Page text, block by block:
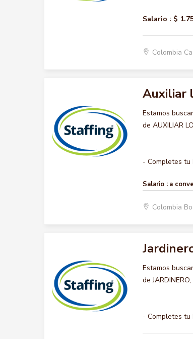
Salario : $
Colombia
Auxiliar
Estamos
de AUXILIAR
- Completes tu
Salario : a
Colombia
Estamos
de
- Completes tu